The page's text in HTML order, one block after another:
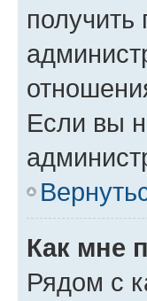
Если вы
Как мне
Рядом с